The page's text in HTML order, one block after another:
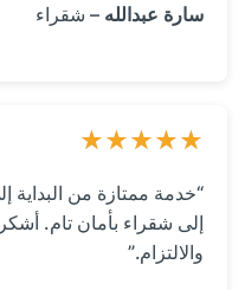
سارة عبدالله – شقراء
“خدمة ممتازة من البداية
إلى شقراء بأمان تام.
والالتزام.”